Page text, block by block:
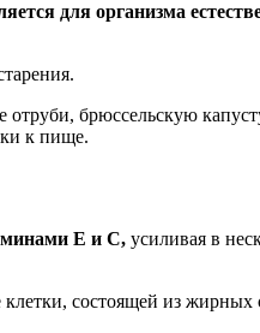
для организма
брюссельскую
к пище.
Е и С, усиливая в
клетки, состоящей из жирных